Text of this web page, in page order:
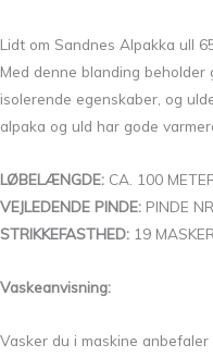
Lidt om Sandnes Alpakka ull
Med denne blanding
isolerende egenskaber, og
alpaka og uld har gode
LØBELÆNGDE: CA. 100
VEJLEDENDE PINDE: PINDE
STRIKKEFASTHED: 19
Vaskeanvisning:
Vasker du i maskine